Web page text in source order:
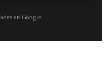
en Google